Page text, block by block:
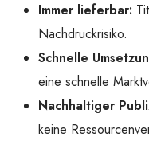
Immer lieferbar:
Nachdruckrisiko.
Schnelle
eine schnelle
Nachhaltiger
keine